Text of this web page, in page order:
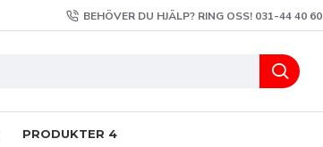
BEHÖVER DU HJÄLP? RING OSS! 031-44 40 60
PRODUKTER 4